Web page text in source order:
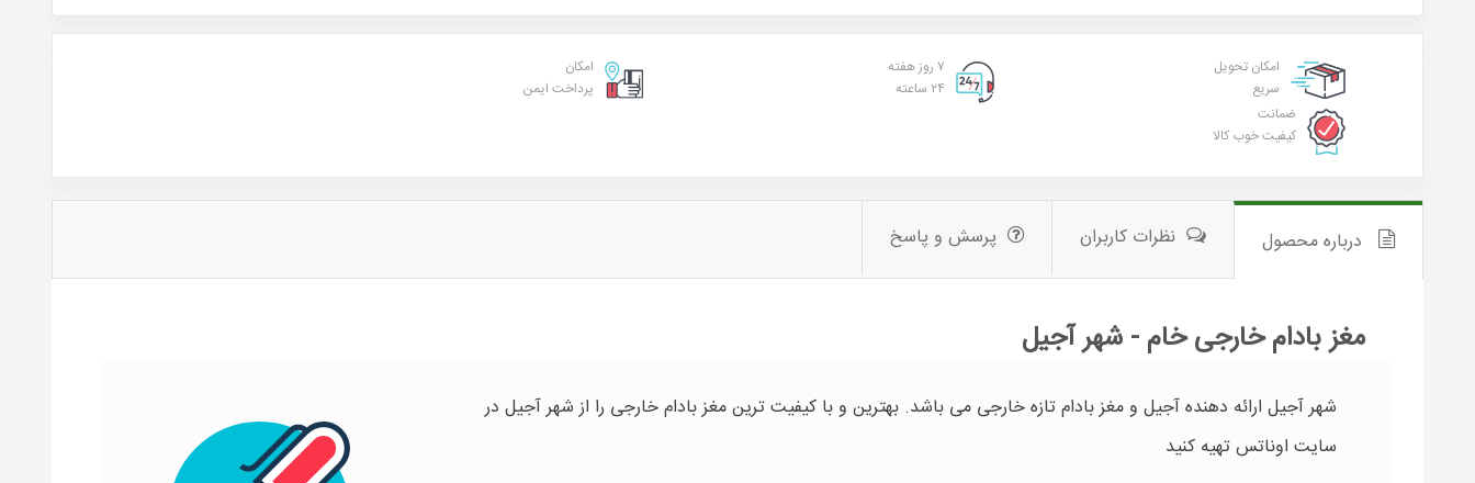
امکان تحویل
سریع
۷ روز هفته
۲۴ ساعته
امکان
پرداخت ایمن
ضمانت
کیفیت خوب کالا
درباره محصول نظرات کاربران پرسش و پاسخ
مغز بادام خارجی خام - شهر آجیل
شهر آجیل ارائه دهنده آجیل و مغز بادام تازه خارجی می باشد. بهترین و با کیفیت ترین مغز بادام خارجی را از شهر آجیل در
سایت اوناتس تهیه کنید